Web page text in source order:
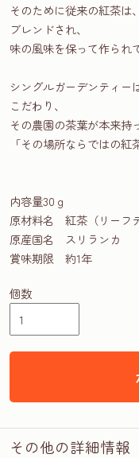
そのために従来の紅茶は
ブレンドされ、
味の風味を保って作られ
シングルガーデンティー
こだわり、
その農園の茶葉が本来持
「その場所ならではの
内容量30ｇ
原材料名 紅茶（リーフ
原産国名 スリランカ
賞味期限 約1年
個数
その他の詳細情報